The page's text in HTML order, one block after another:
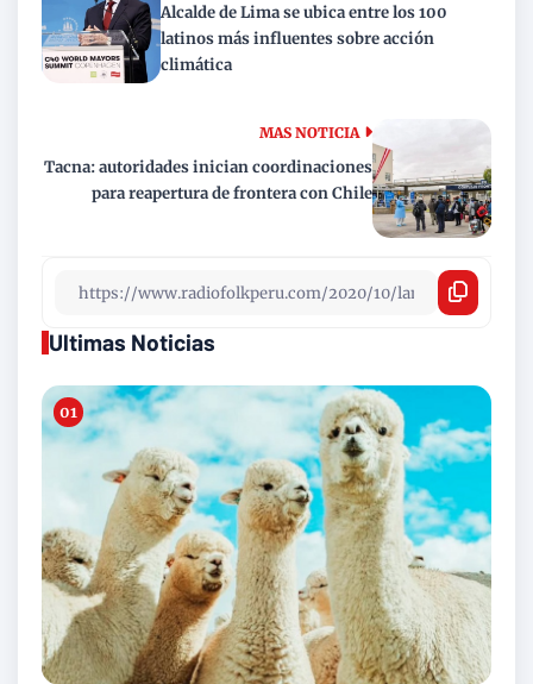
MAS NOTICIA
Tacna: autoridades inician coordinaciones
para reapertura de frontera con Chile
Alcalde de Lima se ubica entre los 100
latinos más influentes sobre acción
climática
Ultimas Noticias